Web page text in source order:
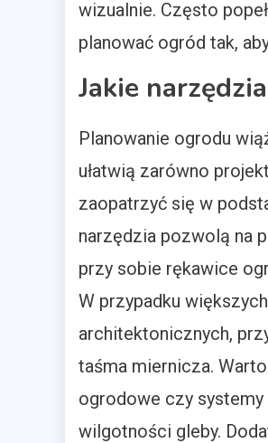
wizualnie. Często
planować ogród tak,
Jakie
Planowanie ogrodu
ułatwią zarówno
zaopatrzyć się w
narzędzia pozwolą na
przy sobie rękawice
W przypadku
architektonicznych,
taśma miernicza.
ogrodowe czy
wilgotności gleby.